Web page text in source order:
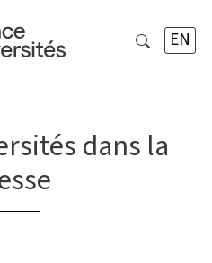
EN
dans la